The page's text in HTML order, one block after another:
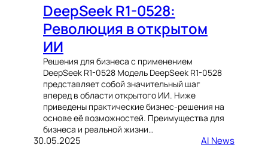
DeepSeek R1-0528:
Революция в открытом
ИИ
Решения для бизнеса с применением
DeepSeek R1-0528 Модель DeepSeek R1-0528
представляет собой значительный шаг
вперед в области открытого ИИ. Ниже
приведены практические бизнес-решения на
основе её возможностей. Преимущества для
бизнеса и реальной жизни…
30.05.2025 AI News